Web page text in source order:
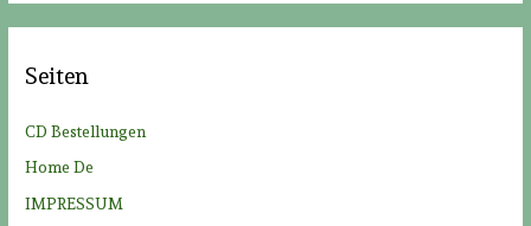
h
n
h
Seiten
CD Bestellungen
Home De
IMPRESSUM